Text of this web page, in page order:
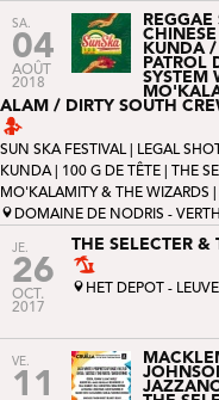
SA.
04
AOÛT
2018
KUNDA
PATROL
SYSTEM
ALAM / DIRTY SOUTH
SUN SKA FESTIVAL| LEGAL
KUNDA| 100 G DE TÊTE | THE
MO'KALAMITY & THE WIZARDS
DOMAINE DE NODRIS -
JE.
26
OCT.
2017
THE SELECTER &
HET DEPOT -
VE.
11